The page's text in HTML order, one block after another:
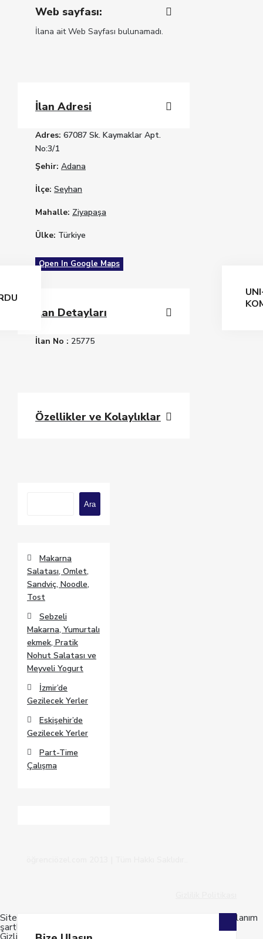
Web sayfası:
İlana ait Web Sayfası bulunamadı.
İlan Adresi
Adres: 67087 Sk. Kaymaklar Apt.
No:3/1
Şehir: Adana
İlçe: Seyhan
Mahalle: Ziyapaşa
Ülke: Türkiye
Open In Google Maps
İlan Detayları
İlan No : 25775
Özellikler ve Kolaylıklar
Ara
Makarna
Salatası, Omlet,
Sandviç, Noodle,
Tost
Sebzeli
Makarna, Yumurtalı
ekmek, Pratik
Nohut Salatası ve
Meyveli Yogurt
İzmir’de
Gezilecek Yerler
Eskişehir’de
Gezilecek Yerler
Part-Time
Çalışma
Sitemizi kullanarak mevzuata uygun çerez kullanımı ve kullanım
şartlarını kabul etmiş sayılırsınız.